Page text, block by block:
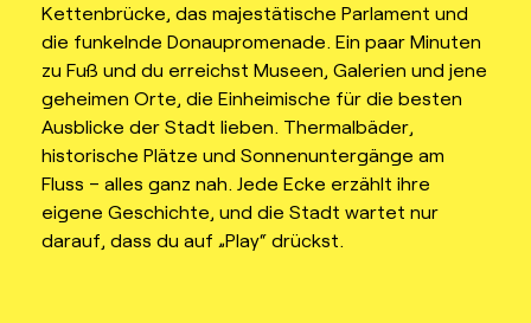
Kettenbrücke, das majestätische Parlament und
die funkelnde Donaupromenade. Ein paar Minuten
zu Fuß und du erreichst Museen, Galerien und jene
geheimen Orte, die Einheimische für die besten
Ausblicke der Stadt lieben. Thermalbäder,
historische Plätze und Sonnenuntergänge am
Fluss – alles ganz nah. Jede Ecke erzählt ihre
eigene Geschichte, und die Stadt wartet nur
darauf, dass du auf „Play“ drückst.